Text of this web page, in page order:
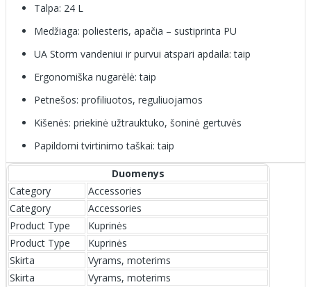
Talpa: 24 L
Medžiaga: poliesteris, apačia – sustiprinta PU
UA Storm vandeniui ir purvui atspari apdaila: taip
Ergonomiška nugarėlė: taip
Petnešos: profiliuotos, reguliuojamos
Kišenės: priekinė užtrauktuko, šoninė gertuvės
Papildomi tvirtinimo taškai: taip
Duomenys
Category
Accessories
Category
Accessories
Product Type
Kuprinės
Product Type
Kuprinės
Skirta
Vyrams, moterims
Skirta
Vyrams, moterims